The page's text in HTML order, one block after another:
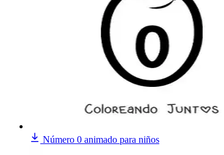
Número 0 animado para niños